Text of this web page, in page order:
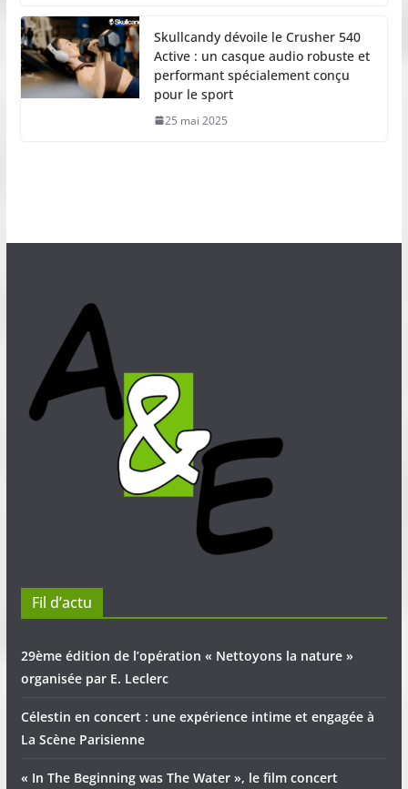
Skullcandy dévoile le Crusher 540
Active : un casque audio robuste et
performant spécialement conçu
pour le sport
25 mai 2025
Fil d’actu
29ème édition de l’opération « Nettoyons la nature »
organisée par E. Leclerc
Célestin en concert : une expérience intime et engagée à
La Scène Parisienne
« In The Beginning was The Water », le film concert